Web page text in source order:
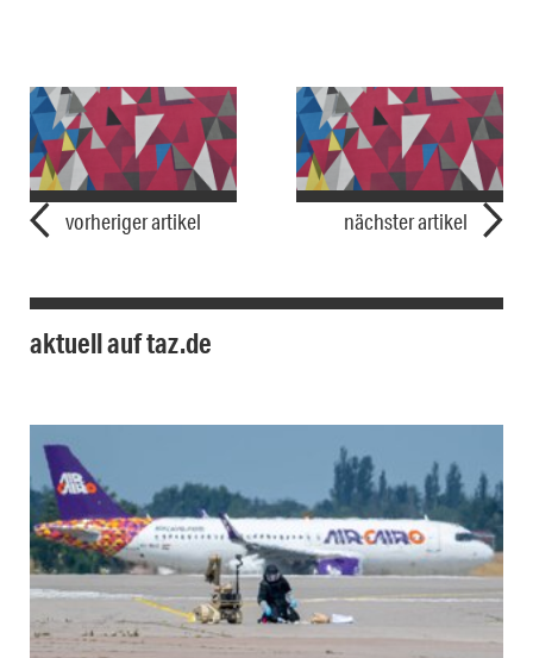
vorheriger artikel nächster artikel
aktuell auf taz.de